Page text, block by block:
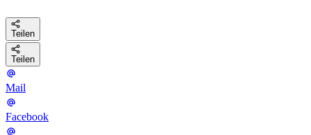
Teilen
Teilen
Mail
Facebook